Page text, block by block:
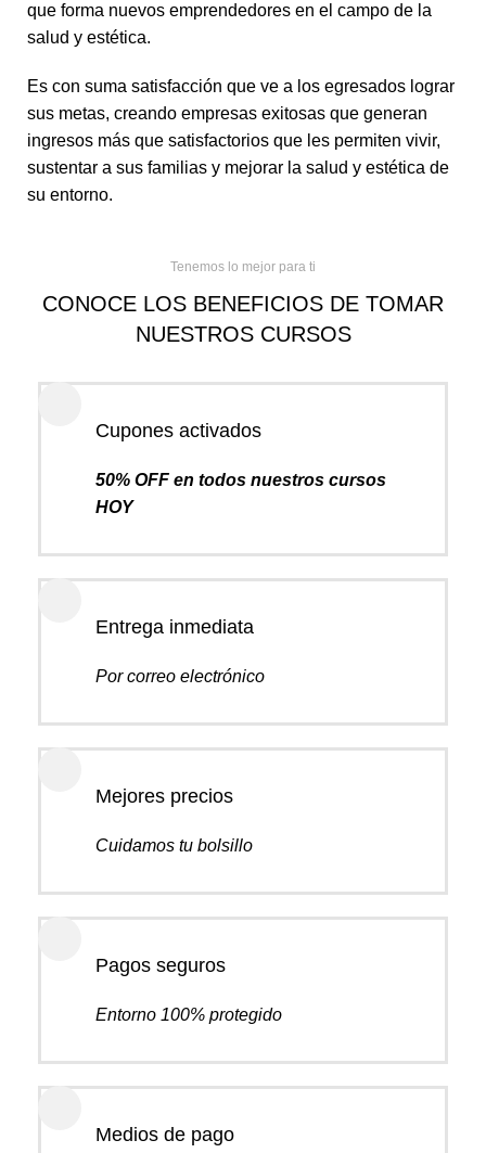
que forma nuevos emprendedores en el campo de la
salud y estética.
Es con suma satisfacción que ve a los egresados lograr
sus metas, creando empresas exitosas que generan
ingresos más que satisfactorios que les permiten vivir,
sustentar a sus familias y mejorar la salud y estética de
su entorno.
Tenemos lo mejor para ti
CONOCE LOS BENEFICIOS DE TOMAR
NUESTROS CURSOS
Cupones activados
50% OFF en todos nuestros cursos
HOY
Entrega inmediata
Por correo electrónico
Mejores precios
Cuidamos tu bolsillo
Pagos seguros
Entorno 100% protegido
Medios de pago